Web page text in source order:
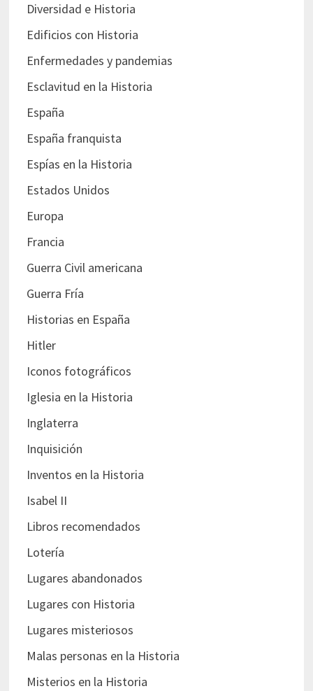
Diversidad e Historia
Edificios con Historia
Enfermedades y pandemias
Esclavitud en la Historia
España
España franquista
Espías en la Historia
Estados Unidos
Europa
Francia
Guerra Civil americana
Guerra Fría
Historias en España
Hitler
Iconos fotográficos
Iglesia en la Historia
Inglaterra
Inquisición
Inventos en la Historia
Isabel II
Libros recomendados
Lotería
Lugares abandonados
Lugares con Historia
Lugares misteriosos
Malas personas en la Historia
Misterios en la Historia